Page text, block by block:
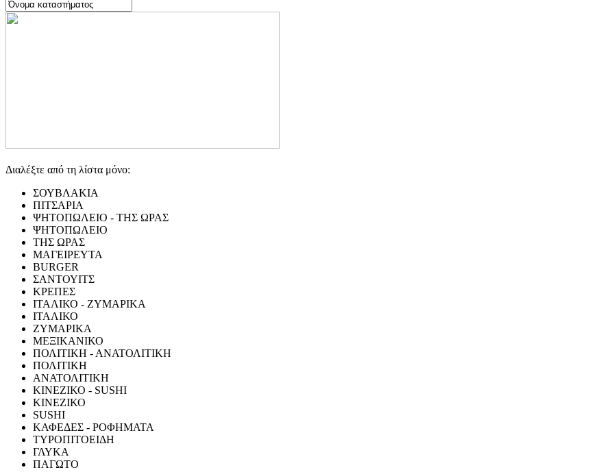
Διαλέξτε από τη λίστα μόνο:
ΣΟΥΒΛΑΚΙΑ
ΠΙΤΣΑΡΙΑ
ΨΗΤΟΠΩΛΕΙΟ - ΤΗΣ ΩΡΑΣ
ΨΗΤΟΠΩΛΕΙΟ
ΤΗΣ ΩΡΑΣ
ΜΑΓΕΙΡΕΥΤΑ
BURGER
ΣΑΝΤΟΥΙΤΣ
ΚΡΕΠΕΣ
ΙΤΑΛΙΚΟ - ΖΥΜΑΡΙΚΑ
ΙΤΑΛΙΚΟ
ΖΥΜΑΡΙΚΑ
ΜΕΞΙΚΑΝΙΚΟ
ΠΟΛΙΤΙΚΗ - ΑΝΑΤΟΛΙΤΙΚΗ
ΠΟΛΙΤΙΚΗ
ΑΝΑΤΟΛΙΤΙΚΗ
ΚΙΝΕΖΙΚΟ - SUSHI
ΚΙΝΕΖΙΚΟ
SUSHI
ΚΑΦΕΔΕΣ - ΡΟΦΗΜΑΤΑ
ΤΥΡΟΠΙΤΟΕΙΔΗ
ΓΛΥΚΑ
ΠΑΓΩΤΟ